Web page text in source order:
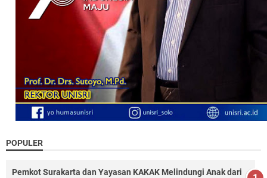
POPULER
Pemkot Surakarta dan Yayasan KAKAK Melindungi Anak dari